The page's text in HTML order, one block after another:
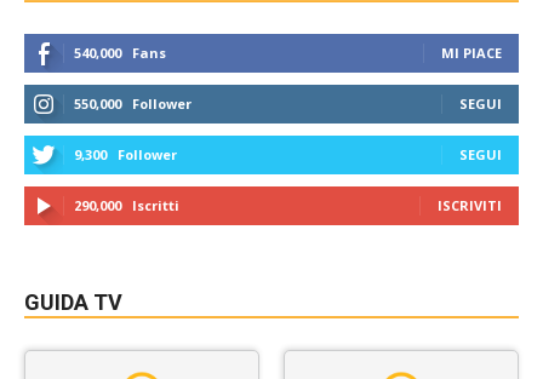
540,000 Fans MI PIACE
550,000 Follower SEGUI
9,300 Follower SEGUI
290,000 Iscritti ISCRIVITI
GUIDA TV